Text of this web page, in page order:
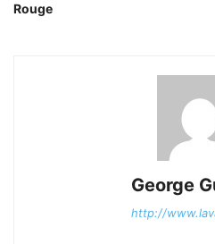
Rouge
George
http://